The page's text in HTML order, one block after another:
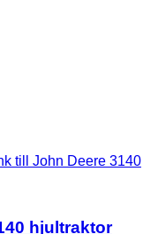
till John Deere 3140
hjultraktor